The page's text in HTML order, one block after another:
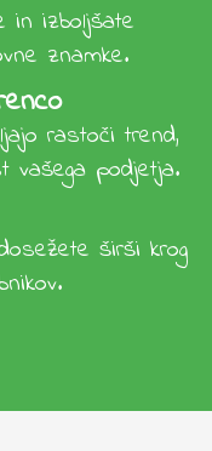
in izboljšate
znamke.
rastoči trend,
vašega podjetja.
širši krog